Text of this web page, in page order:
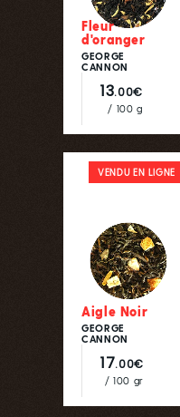
Fleur
d'oranger
GEORGE
CANNON
13.00€
/ 100 g
VENDU EN LIGNE
Aigle Noir
GEORGE
CANNON
17.00€
/ 100 gr